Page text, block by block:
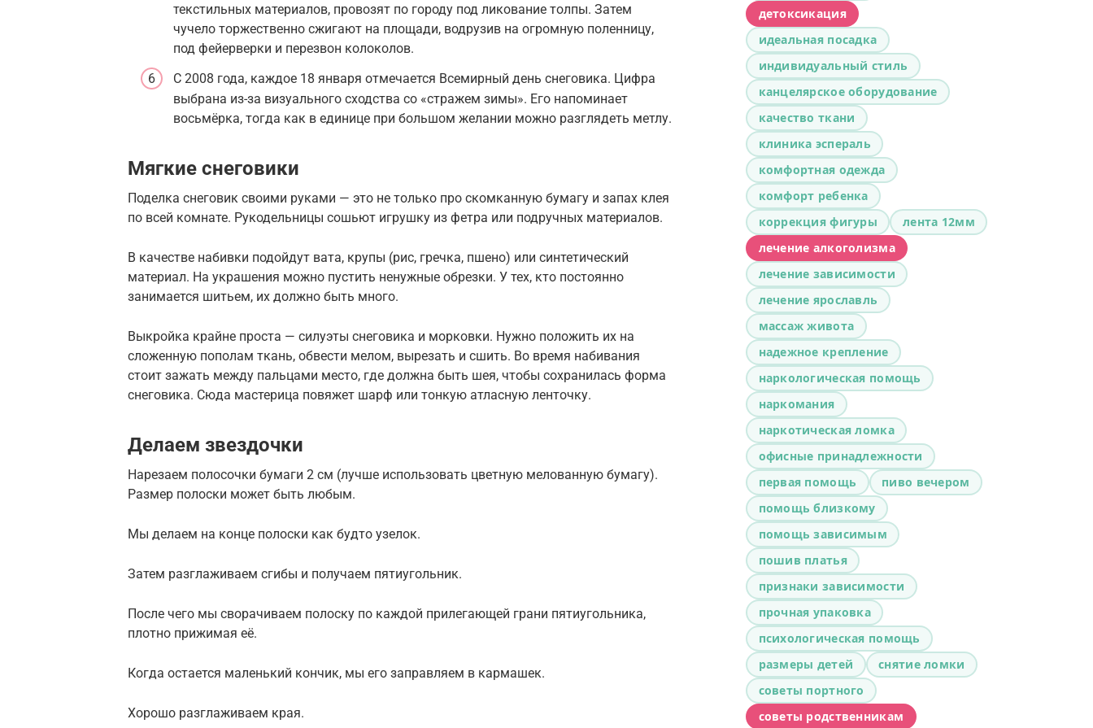
текстильных материалов, провозят по городу под ликование толпы. Затем
чучело торжественно сжигают на площади, водрузив на огромную поленницу,
под фейерверки и перезвон колоколов.
С 2008 года, каждое 18 января отмечается Всемирный день снеговика. Цифра
выбрана из-за визуального сходства со «стражем зимы». Его напоминает
восьмёрка, тогда как в единице при большом желании можно разглядеть метлу.
Мягкие снеговики
Поделка снеговик своими руками — это не только про скомканную бумагу и запах клея
по всей комнате. Рукодельницы сошьют игрушку из фетра или подручных материалов.
В качестве набивки подойдут вата, крупы (рис, гречка, пшено) или синтетический
материал. На украшения можно пустить ненужные обрезки. У тех, кто постоянно
занимается шитьем, их должно быть много.
Выкройка крайне проста — силуэты снеговика и морковки. Нужно положить их на
сложенную пополам ткань, обвести мелом, вырезать и сшить. Во время набивания
стоит зажать между пальцами место, где должна быть шея, чтобы сохранилась форма
снеговика. Сюда мастерица повяжет шарф или тонкую атласную ленточку.
Делаем звездочки
Нарезаем полосочки бумаги 2 см (лучше использовать цветную мелованную бумагу).
Размер полоски может быть любым.
Мы делаем на конце полоски как будто узелок.
Затем разглаживаем сгибы и получаем пятиугольник.
После чего мы сворачиваем полоску по каждой прилегающей грани пятиугольника,
плотно прижимая её.
Когда остается маленький кончик, мы его заправляем в кармашек.
Хорошо разглаживаем края.
детоксикация
идеальная посадка
индивидуальный стиль
канцелярское оборудование
качество ткани
клиника эспераль
комфортная одежда
комфорт ребенка
коррекция фигуры
лента 12мм
лечение алкоголизма
лечение зависимости
лечение ярославль
массаж живота
надежное крепление
наркологическая помощь
наркомания
наркотическая ломка
офисные принадлежности
первая помощь
пиво вечером
помощь близкому
помощь зависимым
пошив платья
признаки зависимости
прочная упаковка
психологическая помощь
размеры детей
снятие ломки
советы портного
советы родственникам